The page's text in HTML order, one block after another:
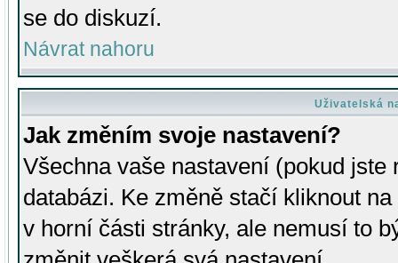
se do diskuzí.
Návrat nahoru
Uživatelská
Jak změním svoje nastavení?
Všechna vaše nastavení (pokud
databázi. Ke změně stačí kliknout
v horní části stránky, ale nemusí to